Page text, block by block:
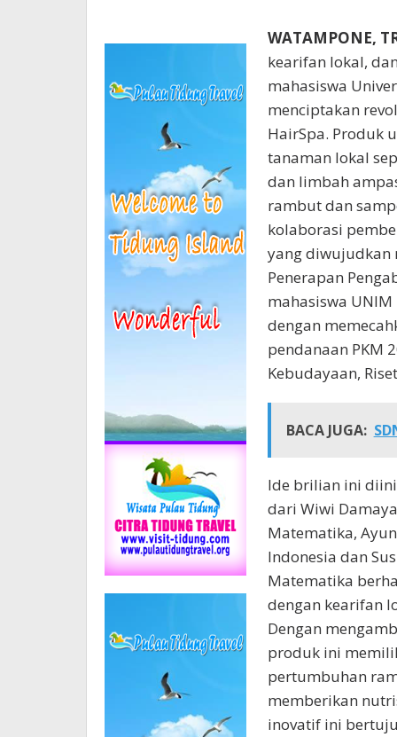
WATAMPONE,
kearifan lokal,
mahasiswa
menciptakan
HairSpa. Produk
tanaman lokal
dan limbah
rambut dan
kolaborasi
yang diwujudkan
Penerapan
mahasiswa
dengan
pendanaan PKM
Kebudayaan,
BACA JUGA:
Ide brilian ini
dari Wiwi
Matematika,
Indonesia dan
Matematika
dengan kearifan
Dengan
produk ini
pertumbuhan
memberikan
inovatif ini